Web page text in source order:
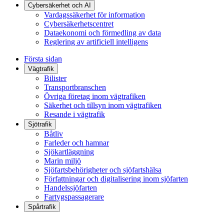
Cybersäkerhet och AI
Vardagssäkerhet för information
Cybersäkerhetscentret
Dataekonomi och förmedling av data
Reglering av artificiell intelligens
Första sidan
Vägtrafik
Bilister
Transportbranschen
Övriga företag inom vägtrafiken
Säkerhet och tillsyn inom vägtrafiken
Resande i vägtrafik
Sjötrafik
Båtliv
Farleder och hamnar
Sjökartläggning
Marin miljö
Sjöfartsbehörigheter och sjöfartshälsa
Författningar och digitalisering inom sjöfarten
Handelssjöfarten
Fartygspassagerare
Spårtrafik